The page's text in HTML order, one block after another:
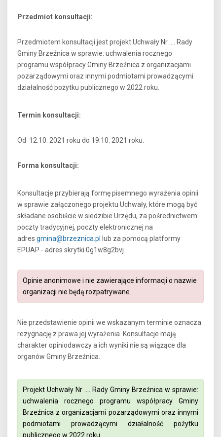
Przedmiot konsultacji:
Przedmiotem konsultacji jest projekt Uchwały Nr …. Rady
Gminy Brzeźnica w sprawie: uchwalenia rocznego
programu współpracy Gminy Brzeźnica z organizacjami
pozarządowymi oraz innymi podmiotami prowadzącymi
działalność pożytku publicznego w 2022 roku.
Termin konsultacji:
Od 12.10. 2021 roku do 19.10. 2021 roku.
Forma konsultacji:
Konsultacje przybierają formę pisemnego wyrażenia opinii
w sprawie załączonego projektu Uchwały, które mogą być
składane osobiście w siedzibie Urzędu, za pośrednictwem
poczty tradycyjnej, poczty elektronicznej na
adres gmina@brzeznica.pl
lub za pomocą platformy
EPUAP - adres skrytki 0g1w8g2bvj
Opinie anonimowe i nie zawierające informacji o nazwie
organizacji nie będą rozpatrywane.
Nie przedstawienie opinii we wskazanym terminie oznacza
rezygnację z prawa jej wyrażenia. Konsultacje mają
charakter opiniodawczy a ich wyniki nie są wiążące dla
organów Gminy Brzeźnica.
Projekt Uchwały Nr …. Rady Gminy Brzeźnica w sprawie:
uchwalenia rocznego programu współpracy Gminy
Brzeźnica z organizacjami pozarządowymi oraz innymi
podmiotami prowadzącymi działalność pożytku
publicznego w 2022 roku.